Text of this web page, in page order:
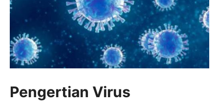
Pengertian Virus